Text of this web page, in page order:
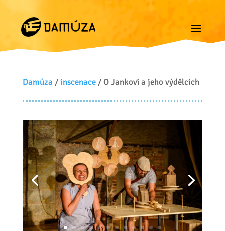
Damúza /inscenace/ O Jankovi a jeho výdělcích